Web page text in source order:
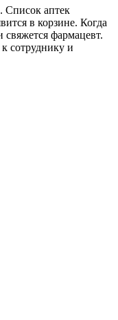
Список аптек
в корзине. Когда
свяжется фармацевт.
к сотруднику и